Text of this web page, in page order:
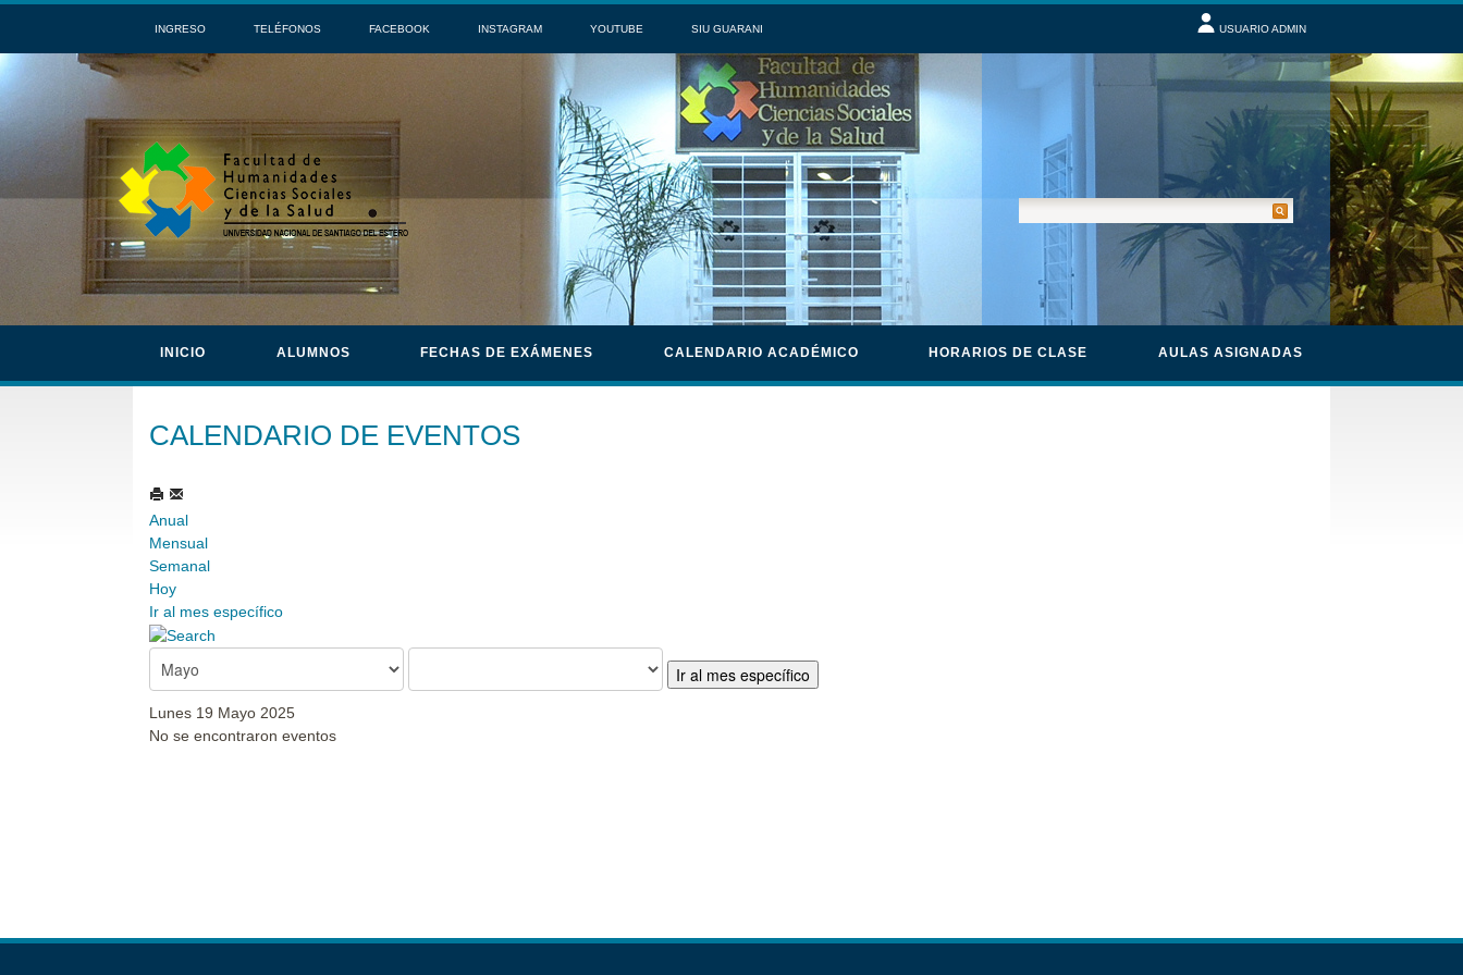
INGRESO TELÉFONOS FACEBOOK INSTAGRAM YOUTUBE SIU GUARANI USUARIO ADMIN
INICIO ALUMNOS FECHAS DE EXÁMENES CALENDARIO ACADÉMICO HORARIOS DE CLASE AULAS ASIGNADAS
CALENDARIO DE EVENTOS
Anual
Mensual
Semanal
Hoy
Ir al mes específico
Ir al mes específico
Lunes 19 Mayo 2025
No se encontraron eventos